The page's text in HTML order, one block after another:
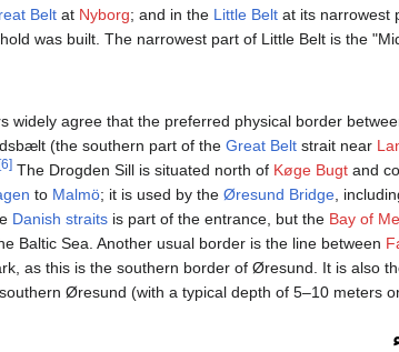
Belt at Nyborg; and in the Little Belt at its narrowest
was built. The narrowest part of Little Belt is the
widely agree that the preferred physical border
(the southern part of the Great Belt strait near
[6] The Drogden Sill is situated north of Køge Bugt and
to Malmö; it is used by the Øresund Bridge ,
Danish straits is part of the entrance, but the Bay of
Baltic Sea. Another usual border is the line between
as this is the southern border of Øresund. It is also
southern Øresund (with a typical depth of 5–10 meters